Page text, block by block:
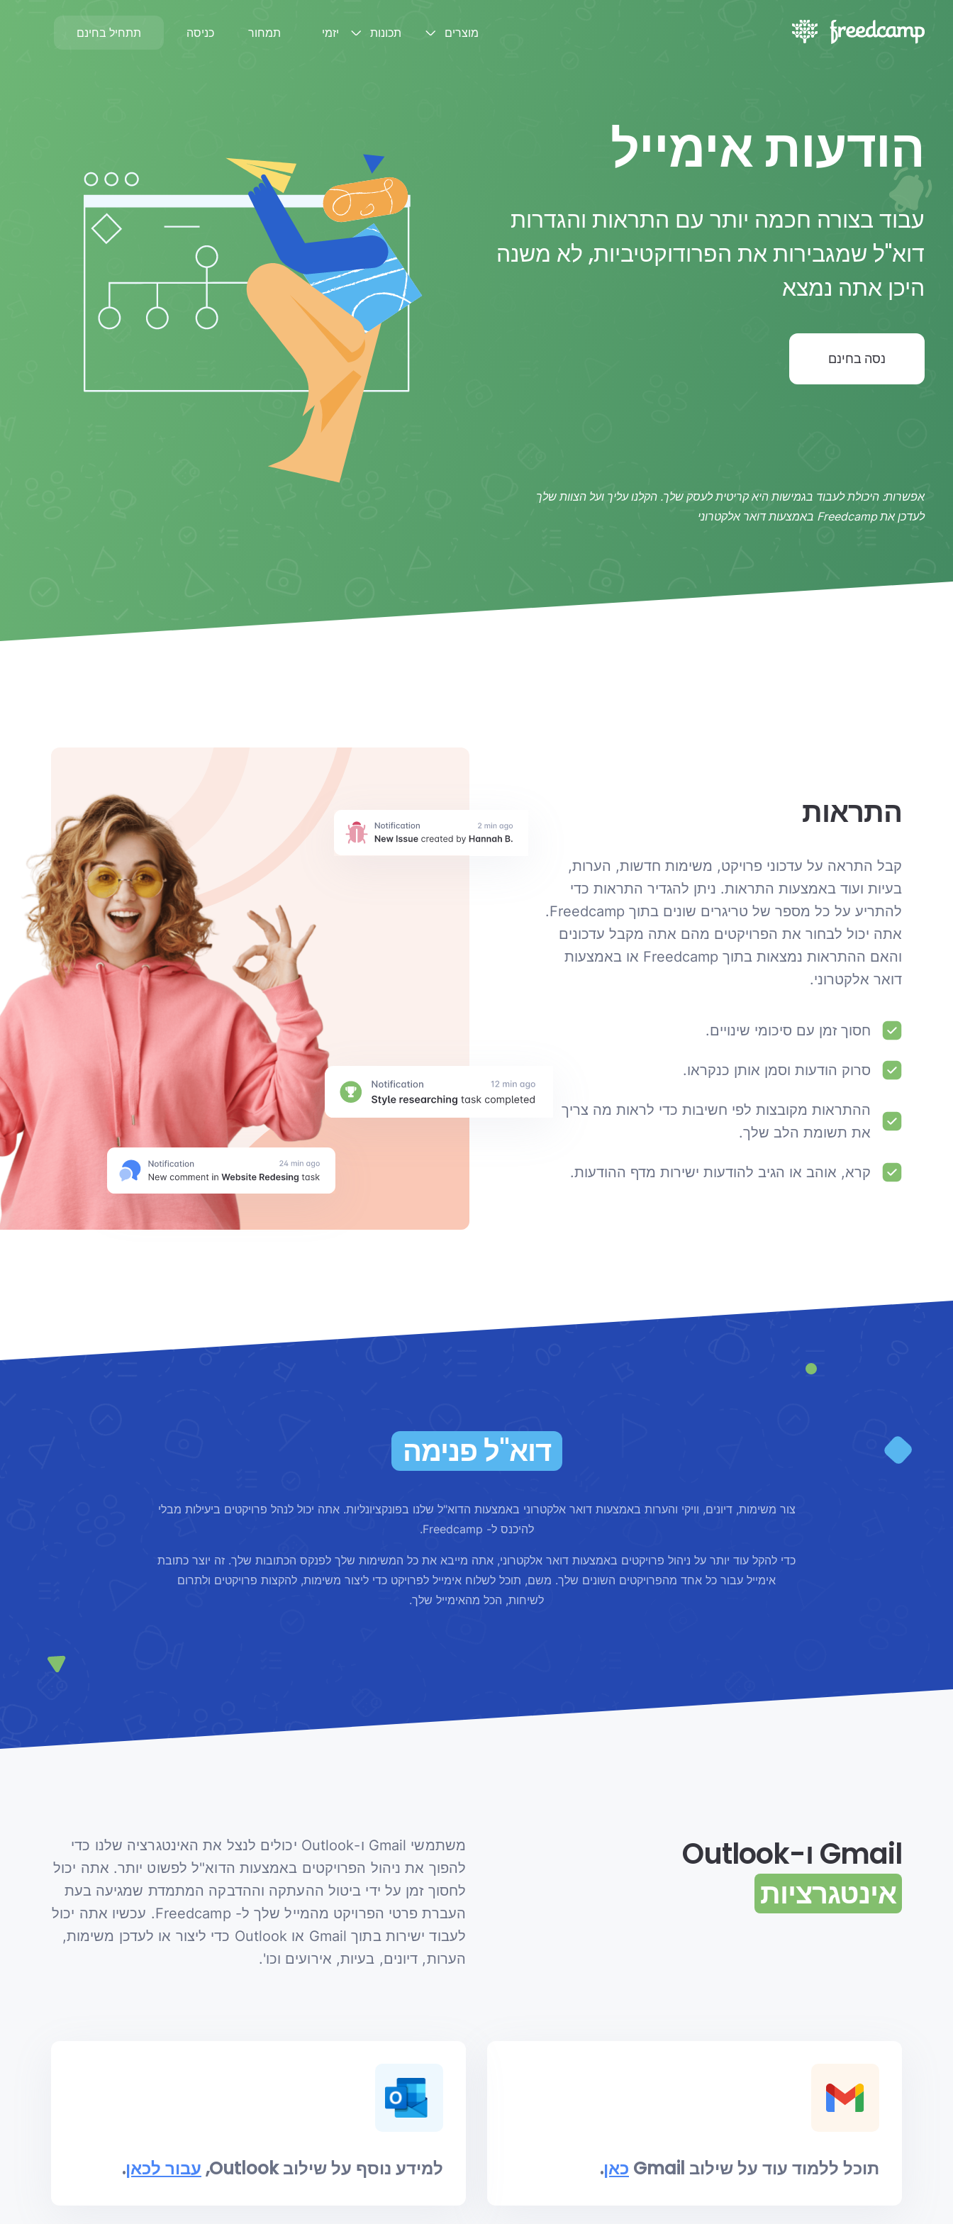
מוצרים תכונות יזמי תמחור כניסה תתחיל בחינם
הודעות אימייל
עבוד בצורה חכמה יותר עם התראות והגדרות
דוא"ל שמגבירות את הפרודוקטיביות, לא משנה
היכן אתה נמצא
נסה בחינם
אפשרות: היכולת לעבוד בגמישות היא קריטית לעסק שלך. הקלנו עליך ועל הצוות שלך
לעדכן את Freedcamp באמצעות דואר אלקטרוני
התראות
קבל התראה על עדכוני פרויקט, משימות חדשות, הערות,
בעיות ועוד באמצעות התראות. ניתן להגדיר התראות כדי
להתריע על כל מספר של טריגרים שונים בתוך Freedcamp.
אתה יכול לבחור את הפרויקטים מהם אתה מקבל עדכונים
והאם ההתראות נמצאות בתוך Freedcamp או באמצעות
דואר אלקטרוני.
חסוך זמן עם סיכומי שינויים.
סרוק הודעות וסמן אותן כנקראו.
ההתראות מקובצות לפי חשיבות כדי לראות מה צריך
את תשומת הלב שלך.
קרא, אוהב או הגיב להודעות ישירות מדף ההודעות.
דוא"ל פנימה
צור משימות, דיונים, וויקי והערות באמצעות דואר אלקטרוני באמצעות הדוא"ל שלנו בפונקציונליות. אתה יכול לנהל פרויקטים ביעילות מבלי
להיכנס ל- Freedcamp.
כדי להקל עוד יותר על ניהול פרויקטים באמצעות דואר אלקטרוני, אתה מייבא את כל המשימות שלך לפנקס הכתובות שלך. זה יוצר כתובת
אימייל עבור כל אחד מהפרויקטים השונים שלך. משם, תוכל לשלוח אימייל לפרויקט כדי ליצור משימות, להקצות פרויקטים ולתרום
לשיחות, הכל מהאימייל שלך.
Gmail ו-Outlook
אינטגרציות
משתמשי Gmail ו-Outlook יכולים לנצל את האינטגרציה שלנו כדי
להפוך את ניהול הפרויקטים באמצעות הדוא"ל לפשוט יותר. אתה יכול
לחסוך זמן על ידי ביטול ההעתקה וההדבקה המתמדת שמגיעה בעת
העברת פרטי הפרויקט מהמייל שלך ל- Freedcamp. עכשיו אתה יכול
לעבוד ישירות בתוך Gmail או Outlook כדי ליצור או לעדכן משימות,
הערות, דיונים, בעיות, אירועים וכו'.
תוכל ללמוד עוד על שילוב Gmail כאן. למידע נוסף על שילוב Outlook, עבור לכאן.